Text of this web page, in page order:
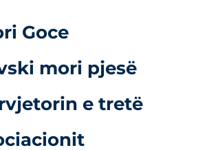
Goce
mori pjesë
e tretë